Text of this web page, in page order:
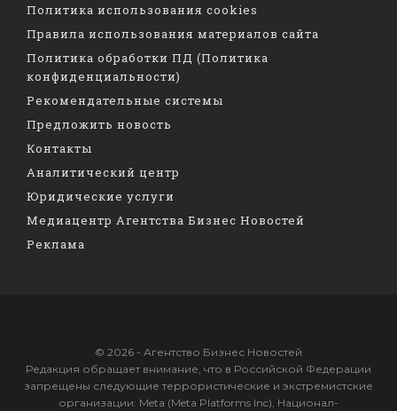
Политика использования cookies
Правила использования материалов сайта
Политика обработки ПД (Политика
конфиденциальности)
Рекомендательные системы
Предложить новость
Контакты
Аналитический центр
Юридические услуги
Медиацентр Агентства Бизнес Новостей
Реклама
© 2026 - Агентство Бизнес Новостей
Редакция обращает внимание, что в Российской Федерации
запрещены следующие террористические и экстремистские
организации: Meta (Meta Platforms Inc), Национал-